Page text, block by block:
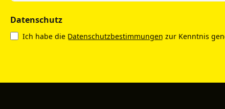
Datenschutz
Ich habe die Datenschutzbestimmungen zur Kenntnis